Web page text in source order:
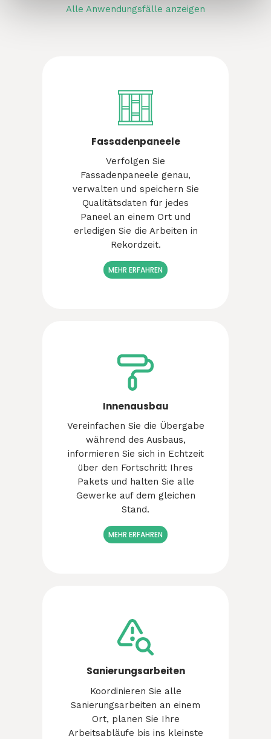
Alle Anwendungsfälle anzeigen
Fassadenpaneele
Verfolgen Sie
Fassadenpaneele genau,
verwalten und speichern Sie
Qualitätsdaten für jedes
Paneel an einem Ort und
erledigen Sie die Arbeiten in
Rekordzeit.
MEHR ERFAHREN
Innenausbau
Vereinfachen Sie die Übergabe
während des Ausbaus,
informieren Sie sich in Echtzeit
über den Fortschritt Ihres
Pakets und halten Sie alle
Gewerke auf dem gleichen
Stand.
MEHR ERFAHREN
Sanierungsarbeiten
Koordinieren Sie alle
Sanierungsarbeiten an einem
Ort, planen Sie Ihre
Arbeitsabläufe bis ins kleinste